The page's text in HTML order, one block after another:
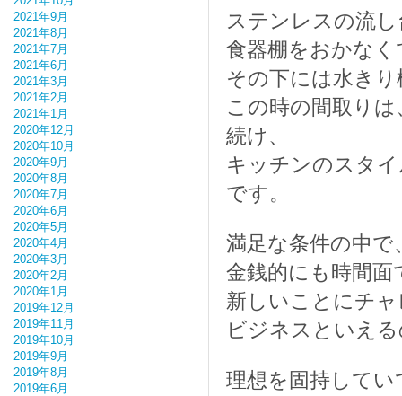
ステンレスの流
食器棚をおかな
その下には水き
この時の間取り
続け、
キッチンのスタ
です。
満足な条件の中
金銭的にも時間
新しいことにチ
ビジネスといえ
理想を固持して
2021年9月
2021年8月
2021年7月
2021年6月
2021年3月
2021年2月
2021年1月
2020年12月
2020年10月
2020年9月
2020年8月
2020年7月
2020年6月
2020年5月
2020年4月
2020年3月
2020年2月
2020年1月
2019年12月
2019年11月
2019年10月
2019年9月
2019年8月
2019年6月